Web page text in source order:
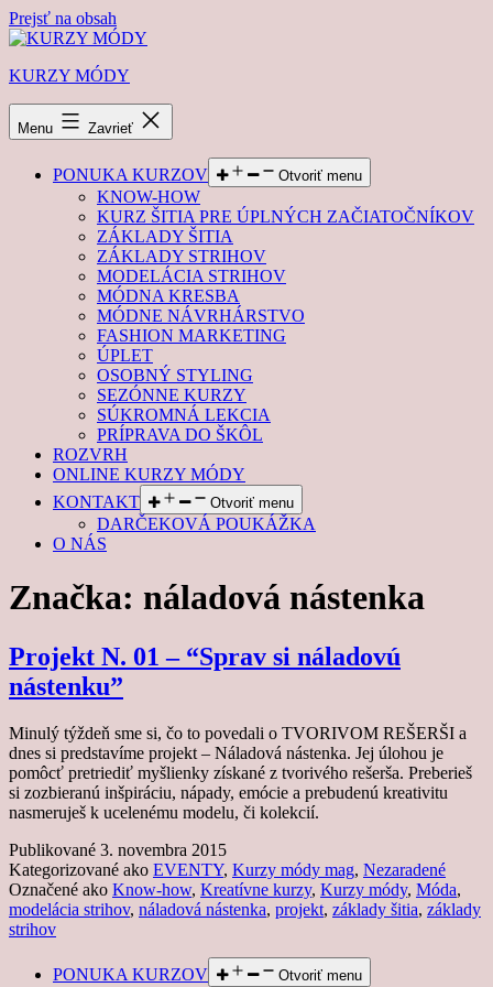
Prejsť na obsah
KURZY MÓDY
Menu Zavrieť
PONUKA KURZOV Otvoriť menu
KNOW-HOW
KURZ ŠITIA PRE ÚPLNÝCH ZAČIATOČNÍKOV
ZÁKLADY ŠITIA
ZÁKLADY STRIHOV
MODELÁCIA STRIHOV
MÓDNA KRESBA
MÓDNE NÁVRHÁRSTVO
FASHION MARKETING
ÚPLET
OSOBNÝ STYLING
SEZÓNNE KURZY
SÚKROMNÁ LEKCIA
PRÍPRAVA DO ŠKÔL
ROZVRH
ONLINE KURZY MÓDY
KONTAKT
Otvoriť menu
DARČEKOVÁ POUKÁŽKA
O NÁS
Značka: náladová nástenka
Projekt N. 01 – “Sprav si náladovú
nástenku”
Minulý týždeň sme si, čo to povedali o TVORIVOM REŠERŠI a
dnes si predstavíme projekt – Náladová nástenka. Jej úlohou je
pomôcť pretriediť myšlienky získané z tvorivého rešerša. Preberieš
si zozbieranú inšpiráciu, nápady, emócie a prebudenú kreativitu
nasmeruješ k ucelenému modelu, či kolekcií.
Publikované 3. novembra 2015
Kategorizované ako EVENTY, Kurzy módy mag, Nezaradené
Označené ako Know-how, Kreatívne kurzy, Kurzy módy, Móda,
modelácia strihov, náladová nástenka, projekt, základy šitia, základy
strihov
PONUKA KURZOV Otvoriť menu